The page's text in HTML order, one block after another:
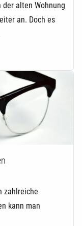
alten Wohnung
an. Doch es
zahlreiche
kann man